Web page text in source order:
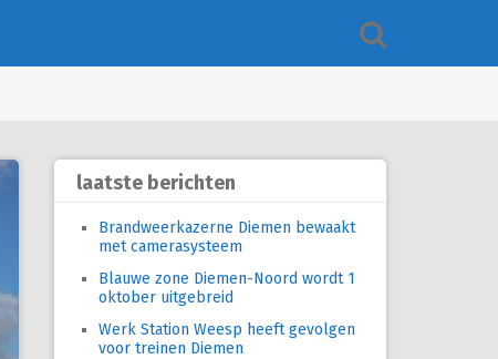
laatste berichten
Brandweerkazerne Diemen bewaakt
met camerasysteem
Blauwe zone Diemen-Noord wordt 1
oktober uitgebreid
Werk Station Weesp heeft gevolgen
voor treinen Diemen